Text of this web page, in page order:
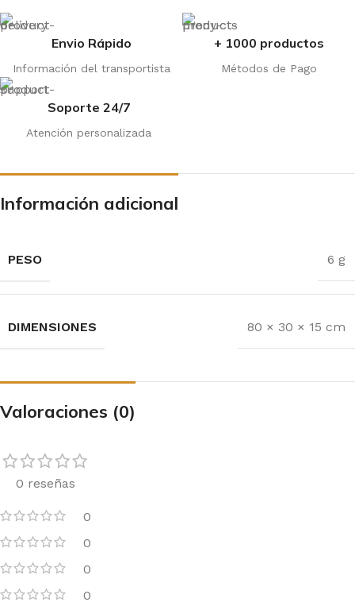
Envio Rápido
Información del transportista
+ 1000 productos
Métodos de Pago
Soporte 24/7
Atención personalizada
Información adicional
PESO 6 g
DIMENSIONES 80 × 30 × 15 cm
Valoraciones (0)
0 reseñas
0
0
0
0